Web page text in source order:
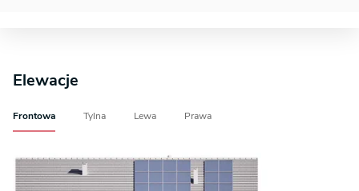
Elewacje
Frontowa Tylna Lewa Prawa